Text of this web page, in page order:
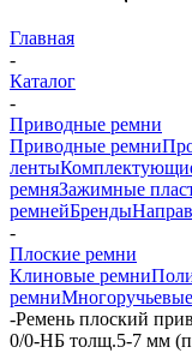
Главная
-
Каталог
-
Приводные ремни
Приводные ремни
ленты
ремняЗажимные
ремнейБренды
-
Плоские ремни
Клиновые ремни
ремни
-Ремень плоский
0/0-НБ толщ.5-7 мм